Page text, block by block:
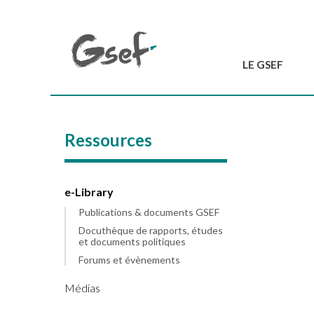
LE GSEF
Ressources
e-Library
Publications & documents GSEF
Docuthèque de rapports, études
et documents politiques
Forums et évènements
Médias